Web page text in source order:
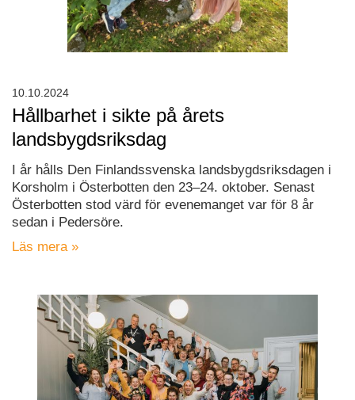
Hållbarhet i sikte på årets
landsbygdsriksdag
I år hålls Den Finlandssvenska landsbygdsriksdagen i
Korsholm i Österbotten den 23–24. oktober. Senast
Österbotten stod värd för evenemanget var för 8 år
sedan i Pedersöre.
Läs mera »
10.10.2024